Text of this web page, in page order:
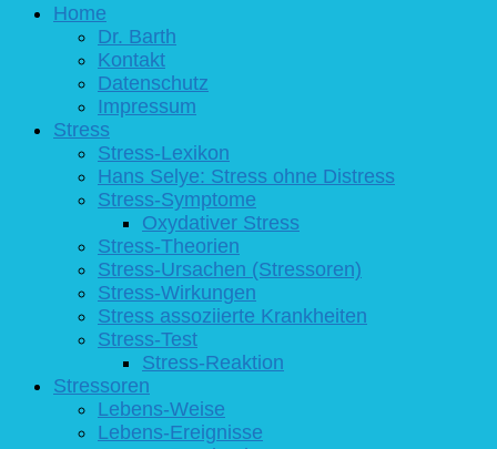
Home
Dr. Barth
Kontakt
Datenschutz
Impressum
Stress
Stress-Lexikon
Hans Selye: Stress ohne Distress
Stress-Symptome
Oxydativer Stress
Stress-Theorien
Stress-Ursachen (Stressoren)
Stress-Wirkungen
Stress assoziierte Krankheiten
Stress-Test
Stress-Reaktion
Stressoren
Lebens-Weise
Lebens-Ereignisse